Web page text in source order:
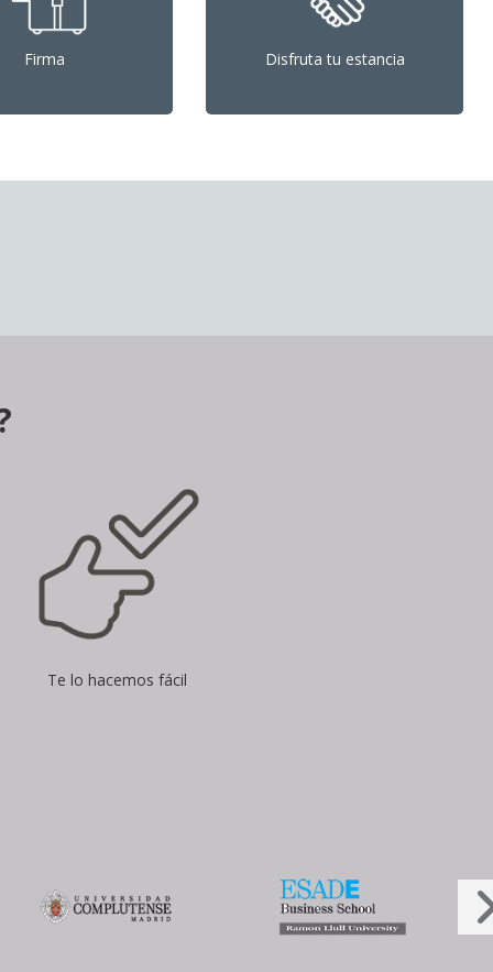
Firma Disfruta tu estancia
Te lo hacemos fácil